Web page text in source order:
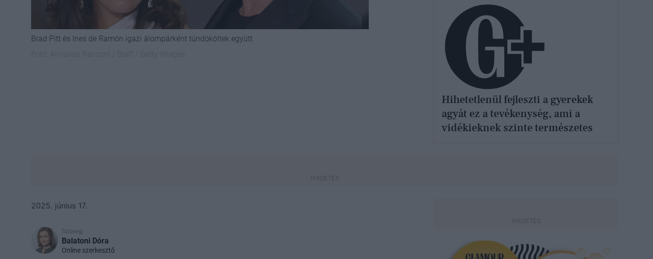
Brad Pitt és Ines de Ramón igazi álompárként tündököltek együtt
Hihetetlenül fejleszti a gyerekek
agyát ez a tevékenység, ami a
vidékieknek szinte természetes
2025. június 17.
Szöveg:
Balatoni Dóra
Online szerkesztő